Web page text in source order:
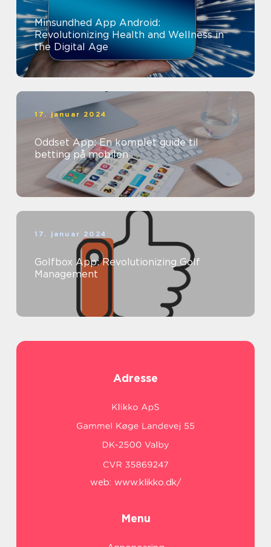
Minsundhed App Android:
Revolutionizing Health and Wellness in
the Digital Age
17. januar 2024
Oddset App: En komplet guide til
betting på mobilen
17. januar 2024
Golfbox App: Revolutionizing Golf
Management
Adresse
web: www.klikko.dk/
Menu